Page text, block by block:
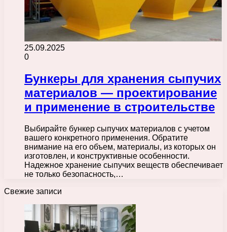
25.09.2025
0
Бункеры для хранения сыпучих
материалов — проектирование
и применение в строительстве
Выбирайте бункер сыпучих материалов с учетом
вашего конкретного применения. Обратите
внимание на его объем, материалы, из которых он
изготовлен, и конструктивные особенности.
Надежное хранение сыпучих веществ обеспечивает
не только безопасность,…
Свежие записи